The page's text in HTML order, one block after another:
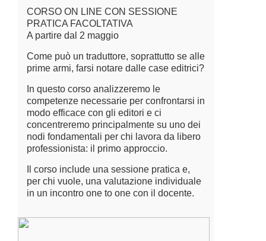
CORSO ON LINE CON SESSIONE
PRATICA FACOLTATIVA
A partire dal 2 maggio
Come può un traduttore, soprattutto se alle
prime armi, farsi notare dalle case editrici?
In questo corso analizzeremo le
competenze necessarie per confrontarsi in
modo efficace con gli editori e ci
concentreremo principalmente su uno dei
nodi fondamentali per chi lavora da libero
professionista: il primo approccio.
Il corso include una sessione pratica e,
per chi vuole, una valutazione individuale
in un incontro one to one con il docente.